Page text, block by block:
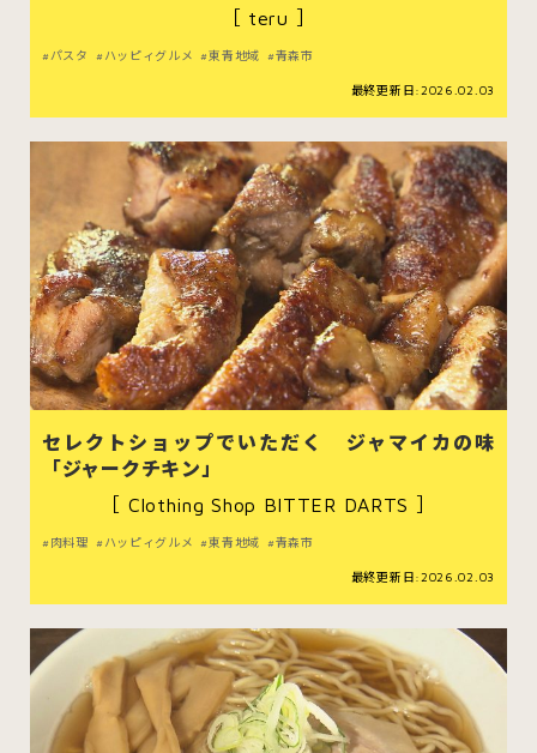
［ teru ］
パスタ ハッピィグルメ 東青地域 青森市
最終更新日:2026.02.03
セレクトショップでいただく ジャマイカの味
「ジャークチキン」
［ Clothing Shop BITTER DARTS ］
肉料理 ハッピィグルメ 東青地域 青森市
最終更新日:2026.02.03